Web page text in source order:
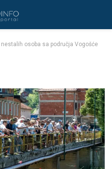
osoba sa područja Vogošće